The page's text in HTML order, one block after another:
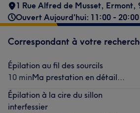
1 Rue Alfred de Musset, Ermont,
Ouvert Aujourd'hui: 11:00 - 20:00
Correspondant à votre
Épilation au fil des sourcils
10 minMa prestation en détail...
Épilation à la cire du sillon
interfessier